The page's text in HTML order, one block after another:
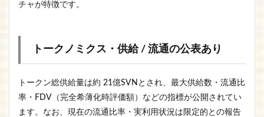
チャが特徴です。
トークノミクス・供給 / 流通の公表あり
トークン総供給量は約 21億SVNとされ、最大供給数・流通比
率・FDV（完全希薄化時評価額）などの指標が公開されてい
ます。なお、現在の流通比率・実利用状況は限定的との報告